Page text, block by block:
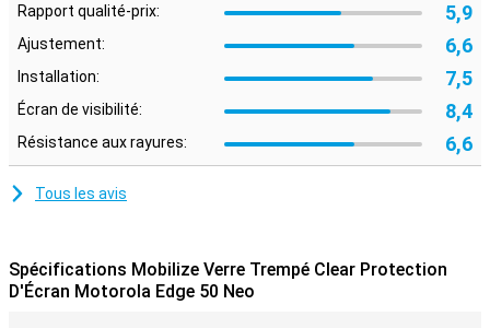
Rapport qualité-prix: 5,9
Ajustement: 6,6
Installation: 7,5
Écran de visibilité: 8,4
Résistance aux rayures: 6,6
Tous les avis
Spécifications Mobilize Verre Trempé Clear Protection
D'Écran Motorola Edge 50 Neo